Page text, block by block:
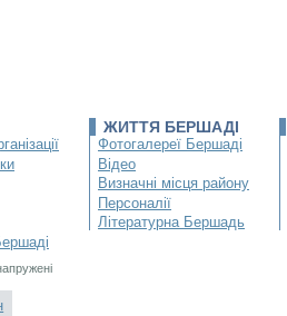
ЖИТТЯ БЕРШАДІ
Фотогалереї Бершаді
Відео
Визначні місця району
Персоналії
Літературна Бершадь